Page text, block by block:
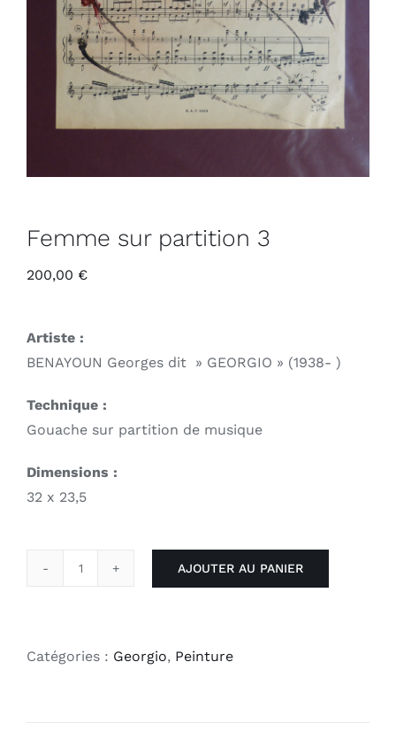
Femme sur partition 3
200,00 €
Artiste :
BENAYOUN Georges dit » GEORGIO » (1938- )
Technique :
Gouache sur partition de musique
Dimensions :
32 x 23,5
sur
AJOUTER AU PANIER
Catégories : Georgio, Peinture